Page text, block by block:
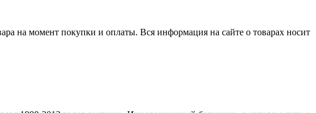
на момент покупки и оплаты. Вся информация на сайте о товарах носит